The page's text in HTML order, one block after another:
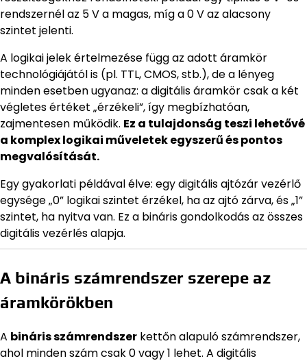
rendszernél az 5 V a magas, míg a 0 V az alacsony
szintet jelenti.
A logikai jelek értelmezése függ az adott áramkör
technológiájától is (pl. TTL, CMOS, stb.), de a lényeg
minden esetben ugyanaz: a digitális áramkör csak a két
végletes értéket „érzékeli”, így megbízhatóan,
zajmentesen működik. Ez a tulajdonság teszi lehetővé
a komplex logikai műveletek egyszerű és pontos
megvalósítását.
Egy gyakorlati példával élve: egy digitális ajtózár vezérlő
egysége „0” logikai szintet érzékel, ha az ajtó zárva, és „1”
szintet, ha nyitva van. Ez a bináris gondolkodás az összes
digitális vezérlés alapja.
A bináris számrendszer szerepe az
áramkörökben
A bináris számrendszer kettőn alapuló számrendszer,
ahol minden szám csak 0 vagy 1 lehet. A digitális